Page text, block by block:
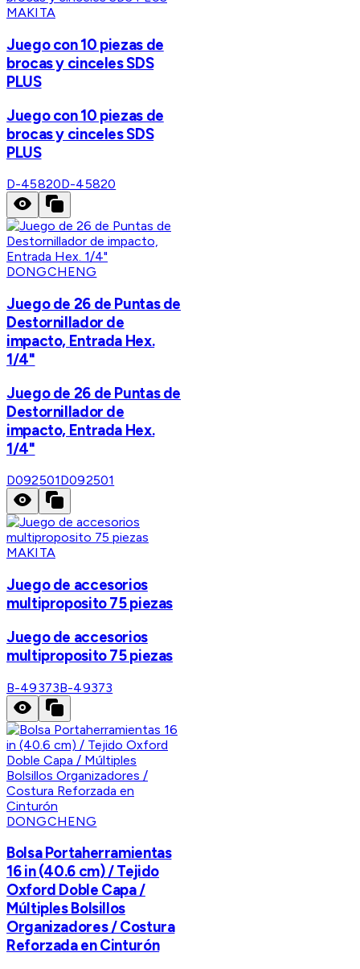
MAKITA
Juego con 10 piezas de
brocas y cinceles SDS
PLUS
Juego con 10 piezas de
brocas y cinceles SDS
PLUS
D-45820D-45820
DONGCHENG
Juego de 26 de Puntas de
Destornillador de
impacto, Entrada Hex.
1/4"
Juego de 26 de Puntas de
Destornillador de
impacto, Entrada Hex.
1/4"
D092501D092501
MAKITA
Juego de accesorios
multiproposito 75 piezas
Juego de accesorios
multiproposito 75 piezas
B-49373B-49373
DONGCHENG
Bolsa Portaherramientas
16 in (40.6 cm) / Tejido
Oxford Doble Capa /
Múltiples Bolsillos
Organizadores / Costura
Reforzada en Cinturón